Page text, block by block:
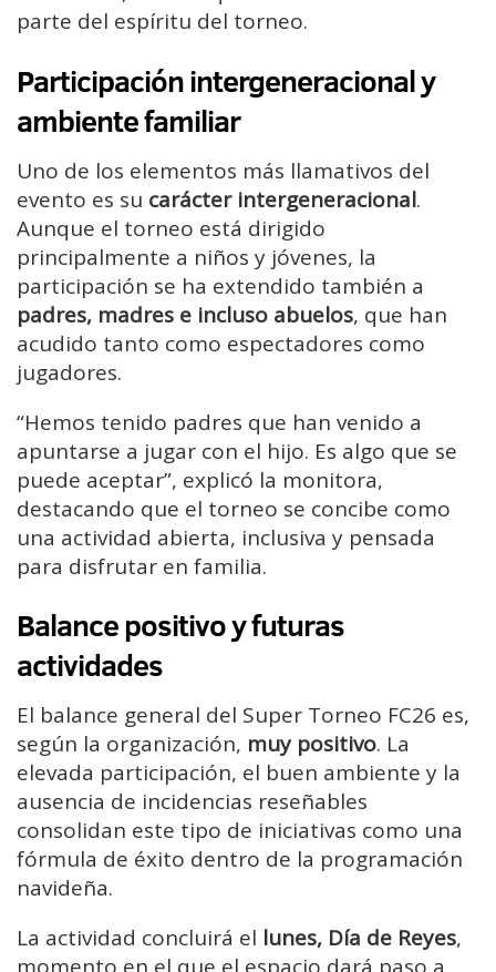
parte del espíritu del torneo.
Participación intergeneracional y
ambiente familiar
Uno de los elementos más llamativos del
evento es su carácter intergeneracional.
Aunque el torneo está dirigido
principalmente a niños y jóvenes, la
participación se ha extendido también a
padres, madres e incluso abuelos, que han
acudido tanto como espectadores como
jugadores.
“Hemos tenido padres que han venido a
apuntarse a jugar con el hijo. Es algo que se
puede aceptar”, explicó la monitora,
destacando que el torneo se concibe como
una actividad abierta, inclusiva y pensada
para disfrutar en familia.
Balance positivo y futuras
actividades
El balance general del Super Torneo FC26 es,
según la organización, muy positivo. La
elevada participación, el buen ambiente y la
ausencia de incidencias reseñables
consolidan este tipo de iniciativas como una
fórmula de éxito dentro de la programación
navideña.
La actividad concluirá el lunes, Día de Reyes,